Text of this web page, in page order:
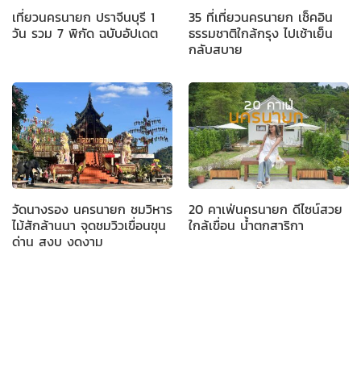
เที่ยวนครนายก ปราจีนบุรี 1
วัน รวม 7 พิกัด ฉบับอัปเดต
35 ที่เที่ยวนครนายก เช็คอิน
ธรรมชาติใกล้กรุง ไปเช้าเย็น
กลับสบาย
วัดนางรอง นครนายก ชมวิหาร
ไม้สักล้านนา จุดชมวิวเขื่อนขุน
ด่าน สงบ งดงาม
20 คาเฟ่นครนายก ดีไซน์สวย
ใกล้เขื่อน น้ำตกสาริกา